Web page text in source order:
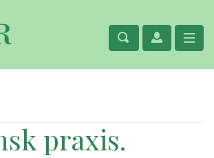
praxis.